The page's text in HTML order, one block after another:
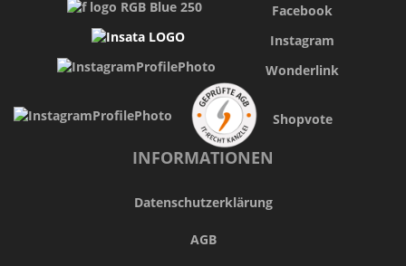
Facebook
Instagram
Wonderlink
Shopvote
INFORMATIONEN
Datenschutzerklärung
AGB